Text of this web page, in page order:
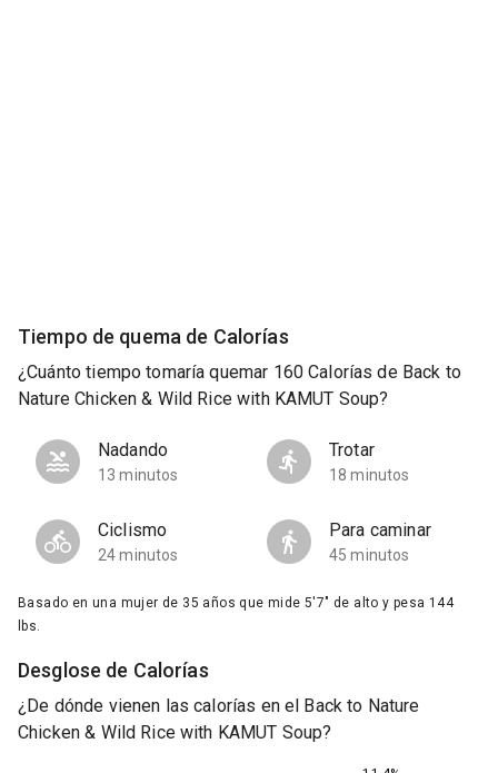
Tiempo de quema de Calorías
¿Cuánto tiempo tomaría quemar 160 Calorías de Back to
Nature Chicken & Wild Rice with KAMUT Soup?
Nadando
13 minutos
Trotar
18 minutos
Ciclismo
24 minutos
Para caminar
45 minutos
Basado en una mujer de 35 años que mide 5'7" de alto y pesa 144
lbs.
Desglose de Calorías
¿De dónde vienen las calorías en el Back to Nature
Chicken & Wild Rice with KAMUT Soup?